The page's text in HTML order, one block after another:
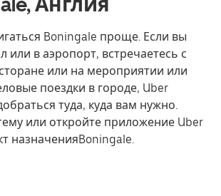
Boningale проще. Если вы
или в аэропорт, встречаетесь с
или на мероприятии или
поездки в городе, Uber
туда, куда вам нужно.
или откройте приложение Uber
назначенияBoningale.